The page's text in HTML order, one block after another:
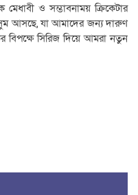
ও সম্ভাবনাময় ক্রিকেটার
আসছে, যা আমাদের জন্য দারুণ
বিপক্ষে সিরিজ দিয়ে আমরা নতুন